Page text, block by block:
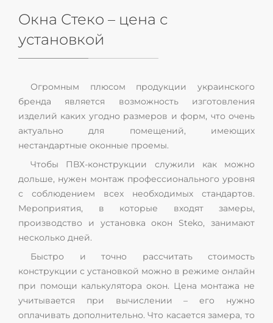
Окна Стеко – цена с
установкой
Огромным плюсом продукции украинского
бренда является возможность изготовления
изделий каких угодно размеров и форм, что очень
актуально для помещений, имеющих
нестандартные оконные проемы.
Чтобы ПВХ-конструкции служили как можно
дольше, нужен монтаж профессионального уровня
с соблюдением всех необходимых стандартов.
Мероприятия, в которые входят замеры,
производство и установка окон Steko, занимают
несколько дней.
Быстро и точно рассчитать стоимость
конструкции с установкой можно в режиме онлайн
при помощи калькулятора окон. Цена монтажа не
учитывается при вычислении – его нужно
оплачивать дополнительно. Что касается замера, то